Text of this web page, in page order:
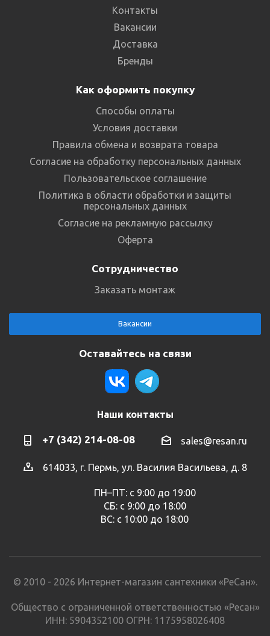
Контакты
Вакансии
Доставка
Бренды
Как оформить покупку
Способы оплаты
Условия доставки
Правила обмена и возврата товара
Согласие на обработку персональных данных
Пользовательское соглашение
Политика в области обработки и защиты
персональных данных
Согласие на рекламную рассылку
Оферта
Сотрудничество
Заказать монтаж
Вакансии
Оставайтесь на связи
Наши контакты
+7 (342) 214-08-08 sales@resan.ru
614033, г. Пермь, ул. Василия Васильева, д. 8
ПН–ПТ: с 9:00 до 19:00
СБ: с 9:00 до 18:00
ВС: с 10:00 до 18:00
© 2010 - 2026 Интернет-магазин сантехники «РеСан».
Общество с ограниченной ответственностью «Ресан»
ИНН: 5904352100 ОГРН: 1175958026408